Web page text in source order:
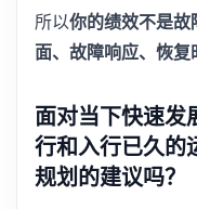
所以你的绩效不是
面、故障响应、恢复
面对当下快速发
行和入行已久的
规划的建议吗？